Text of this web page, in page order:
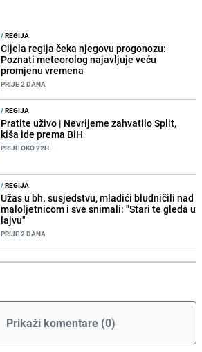
/REGIJA
Cijela regija čeka njegovu progonozu:
Poznati meteorolog najavljuje veću
promjenu vremena
PRIJE 2 DANA
/REGIJA
Pratite uživo | Nevrijeme zahvatilo Split,
kiša ide prema BiH
PRIJE OKO 22H
/REGIJA
Užas u bh. susjedstvu, mladići bludničili nad
maloljetnicom i sve snimali: "Stari te gleda u
lajvu"
PRIJE 2 DANA
Prikaži komentare (0)